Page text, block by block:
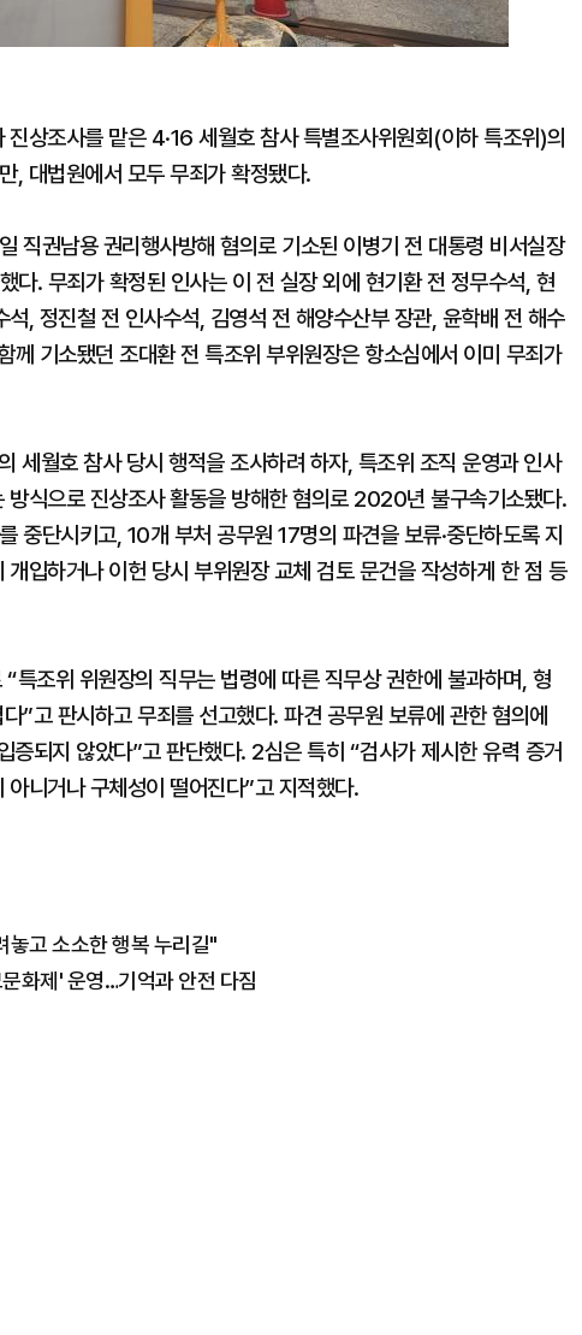
상조사를 맡은 4·16 세월호 참사 특별조사위원회(이하 특조위)의
, 대법원에서 모두 무죄가 확정됐다.
직권남용 권리행사방해 혐의로 기소된 이병기 전 대통령 비서실장
다. 무죄가 확정된 인사는 이 전 실장 외에 현기환 전 정무수석, 현
, 정진철 전 인사수석, 김영석 전 해양수산부 장관, 윤학배 전 해수
께 기소됐던 조대환 전 특조위 부위원장은 항소심에서 이미 무죄가
세월호 참사 당시 행적을 조사하려 하자, 특조위 조직 운영과 인사
방식으로 진상조사 활동을 방해한 혐의로 2020년 불구속기소됐다.
중단시키고, 10개 부처 공무원 17명의 파견을 보류·중단하도록 지
입하거나 이헌 당시 부위원장 교체 검토 문건을 작성하게 한 점 등
특조위 위원장의 직무는 법령에 따른 직무상 권한에 불과하며, 형
”고 판시하고 무죄를 선고했다. 파견 공무원 보류에 관한 혐의에
증되지 않았다”고 판단했다. 2심은 특히 “검사가 제시한 유력 증거
니거나 구체성이 떨어진다”고 지적했다.
고 소소한 행복 누리길"
화제' 운영…기억과 안전 다짐